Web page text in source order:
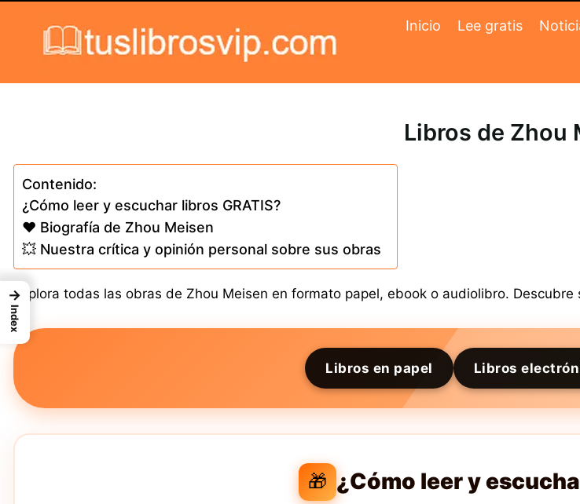
Inicio Lee gratis
Libros de Zhou
Contenido:
¿Cómo leer y escuchar libros GRATIS?
❤️ Biografía de Zhou Meisen
💥 Nuestra crítica y opinión personal sobre sus obras
Explora todas las obras de Zhou Meisen en formato papel, ebook o audiolibro.
Libros en papel Libros
🎁 ¿Cómo leer y
→
Index